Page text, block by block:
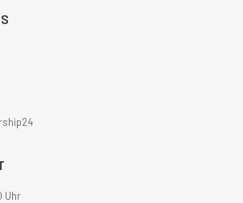
Uhr